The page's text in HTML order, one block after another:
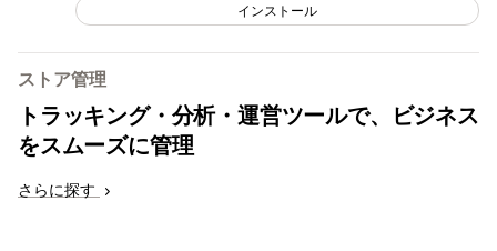
インストール
ストア管理
トラッキング・分析・運営ツールで、ビジネス
をスムーズに管理
さらに探す